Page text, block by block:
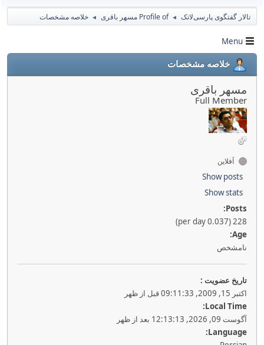
تالار گفتگوی پارسی‌لاتک ◄ Profile of مسهر باقری ◄ خلاصه مشخصات
Menu
خلاصه مشخصات
مسهر باقری
Full Member
آفلاین
Show posts
Show stats
Posts:
228 (0.037 per day)
Age:
نامشخص
تاريخ عضويت :
اکتبر 15, 2009, 09:11:33 قبل از ظهر
Local Time:
آگوست 09, 2026, 12:13:13 بعد از ظهر
Language: